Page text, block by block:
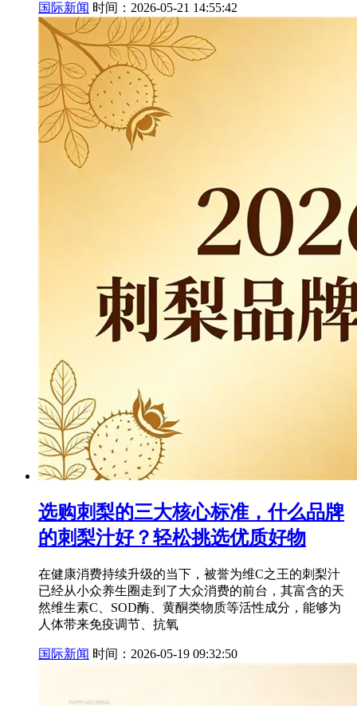
国际新闻 时间：2026-05-21 14:55:42
选购刺梨的三大核心标准，什么品牌
的刺梨汁好？轻松挑选优质好物
在健康消费持续升级的当下，被誉为维C之王的刺梨汁
已经从小众养生圈走到了大众消费的前台，其富含的天
然维生素C、SOD酶、黄酮类物质等活性成分，能够为
人体带来免疫调节、抗氧
国际新闻 时间：2026-05-19 09:32:50